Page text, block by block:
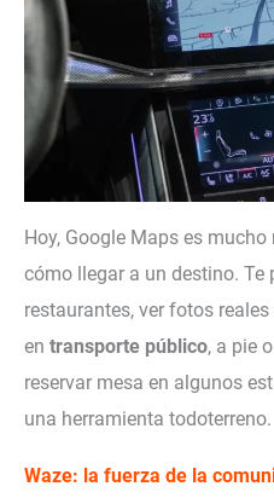
Hoy, Google Maps es
cómo llegar a un destino. Te
restaurantes, ver fotos
en transporte público, a pie
reservar mesa en algunos
una herramienta todoterreno.
Waze: la fuerza de la